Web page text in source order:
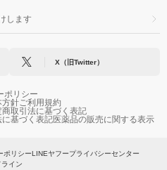
します
X（旧Twitter）
ポリシー
方針ご利用規約
商取引法に基づく表記
基づく表記医薬品の販売に関する表示
ポリシーLINEヤフープライバシーセンター
イン